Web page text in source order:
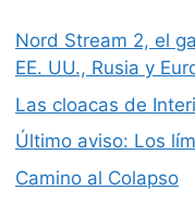
Nord Stream 2, el
EE. UU., Rusia y
Las cloacas de
Último aviso: Los
Camino al Colapso